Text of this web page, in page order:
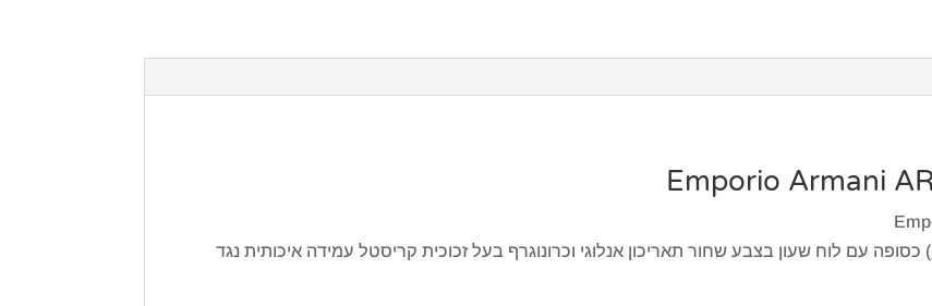
גוף השעון עשוי מפלדת אל חלד (Stainless Steel) כסופה עם לוח שעון בצבע שחור תאריכון אנלוגי וכרונוגרף בעל זכוכית קריסטל עמידה איכותית נגד